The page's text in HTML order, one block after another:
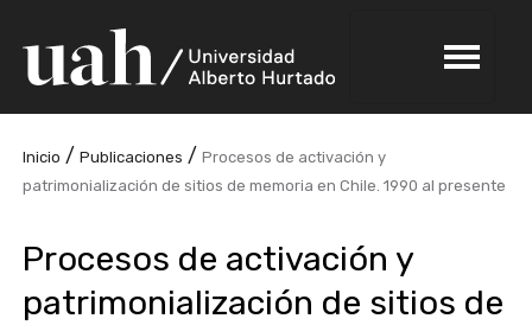
Inicio /Publicaciones /Procesos de activación y
patrimonialización de sitios de memoria en Chile. 1990 al presente
Procesos de activación y
patrimonialización de sitios de